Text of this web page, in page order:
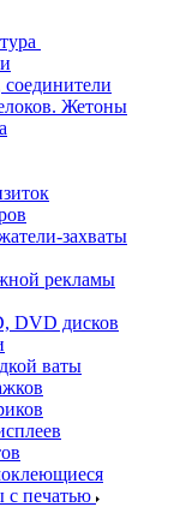
Жетоны
захваты
рекламы
DVD дисков
ваты
с печатью